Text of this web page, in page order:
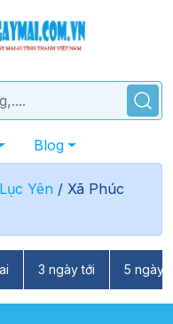
Blog
Yên / Xã Phúc
3 ngày tới 5 ngày